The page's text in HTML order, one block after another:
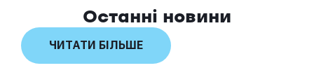
Останні новини
ЧИТАТИ БІЛЬШЕ